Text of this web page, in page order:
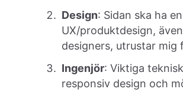
Design: Sidan ska ha
UX/produktdesign,
designers, utrustar
Ingenjör: Viktiga
responsiv design och